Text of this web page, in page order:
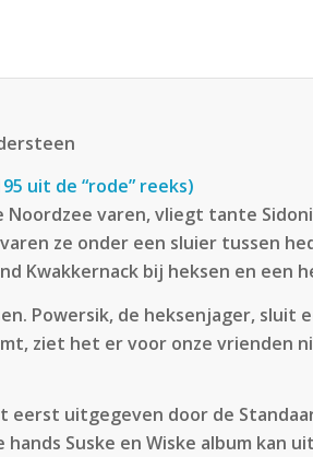
uit de “rode” reeks)
Noordzee varen, vliegt tante
ze onder een sluier tussen
Kwakkernack bij heksen en een
Powersik, de heksenjager, sluit
ziet het er voor onze vrienden
eerst uitgegeven door de
Suske en Wiske album kan